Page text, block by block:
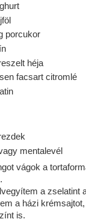
porcukor
héja
facsart citromlé
mentalevél
vágok a
a zselatint
a házi
is.